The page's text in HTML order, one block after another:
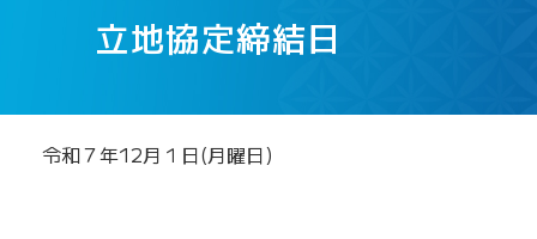
立地協定締結日
令和７年12月１日(月曜日)